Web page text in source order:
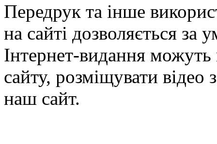
Передрук та інше
на сайті дозволяється
Інтернет-видання можуть
сайту, розміщувати відео
наш сайт.